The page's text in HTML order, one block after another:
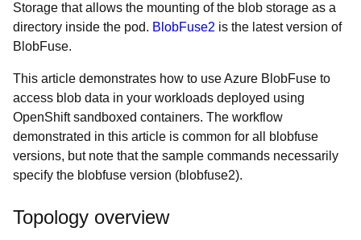
Storage that allows the mounting of the blob storage as a
directory inside the pod. BlobFuse2 is the latest version of
BlobFuse.
This article demonstrates how to use Azure BlobFuse to
access blob data in your workloads deployed using
OpenShift sandboxed containers. The workflow
demonstrated in this article is common for all blobfuse
versions, but note that the sample commands necessarily
specify the blobfuse version (blobfuse2).
Topology overview